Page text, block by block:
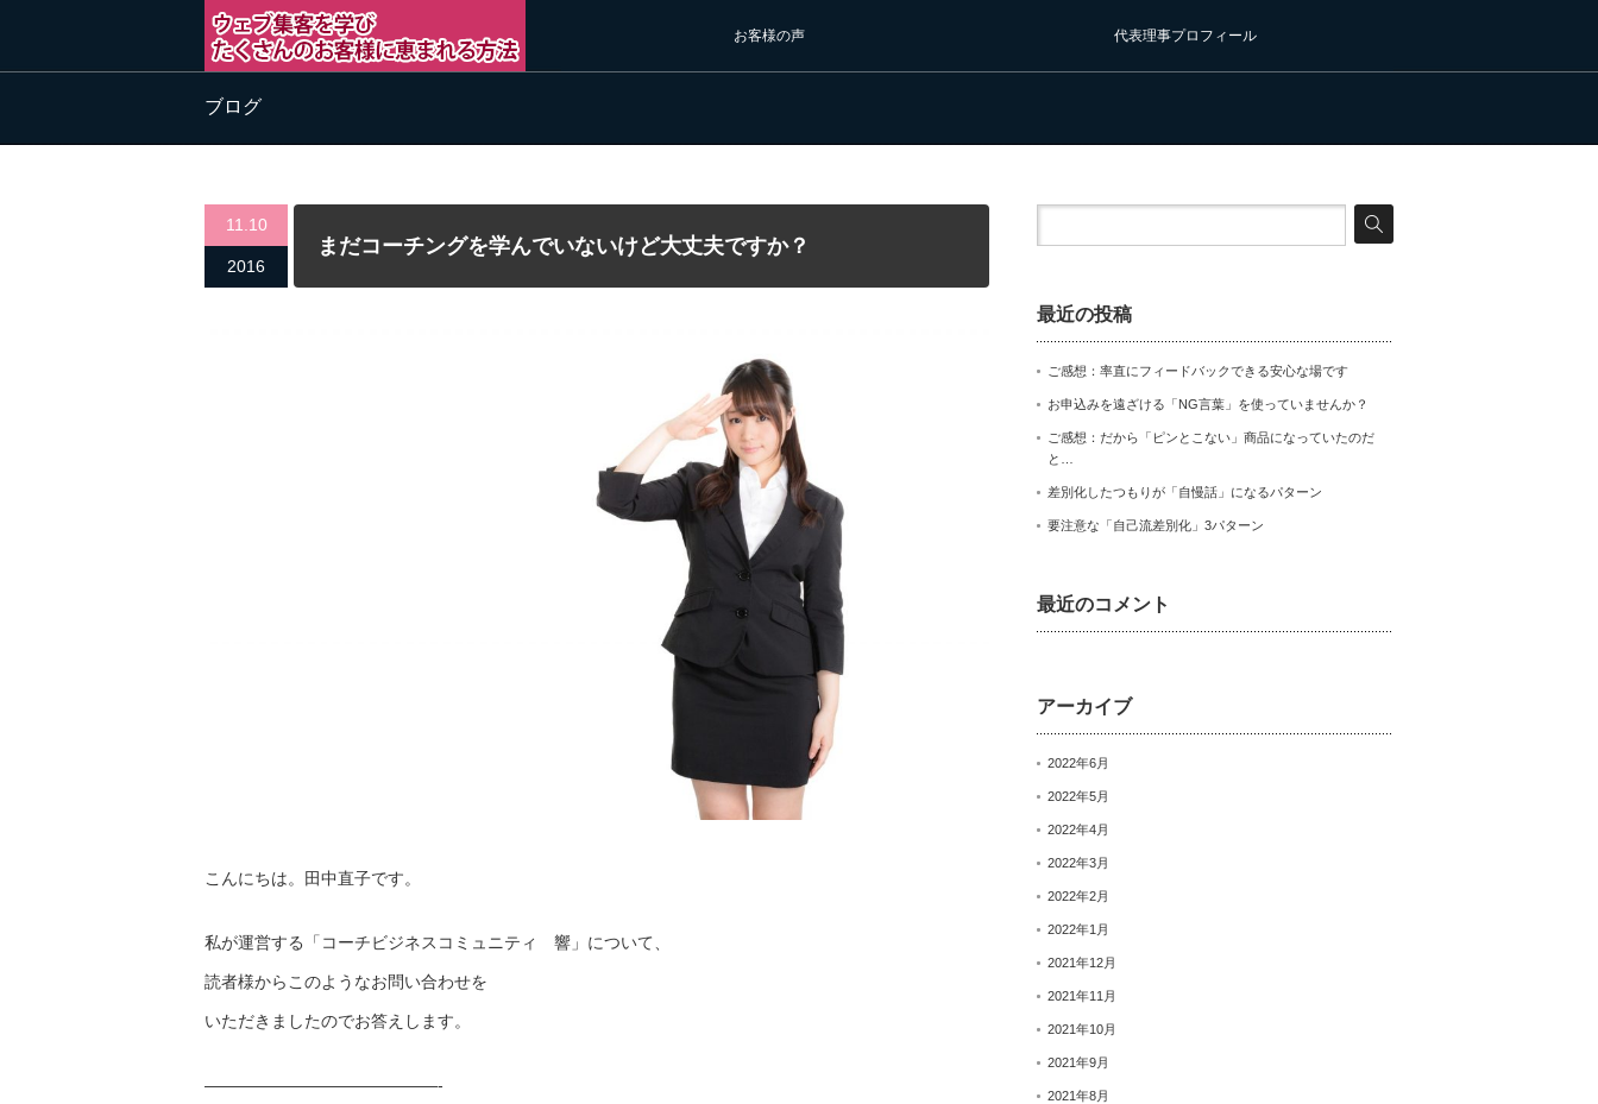
お客様の声 代表理事プロフィール
ブログ
11.10
2016
まだコーチングを学んでいないけど大丈夫ですか？
こんにちは。田中直子です。
私が運営する「コーチビジネスコミュニティ 響」について、
読者様からこのようなお問い合わせを
いただきましたのでお答えします。
——————————————-
最近の投稿
ご感想：率直にフィードバックできる安心な場です
お申込みを遠ざける「NG言葉」を使っていませんか？
ご感想：だから「ピンとこない」商品になっていたのだ
と…
差別化したつもりが「自慢話」になるパターン
要注意な「自己流差別化」3パターン
最近のコメント
アーカイブ
2022年6月
2022年5月
2022年4月
2022年3月
2022年2月
2022年1月
2021年12月
2021年11月
2021年10月
2021年9月
2021年8月